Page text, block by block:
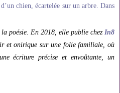
chien, écartelée sur un arbre. Dans
poésie. En 2018, elle publie chez In8
et onirique sur une folie familiale, où
écriture précise et envoûtante, un